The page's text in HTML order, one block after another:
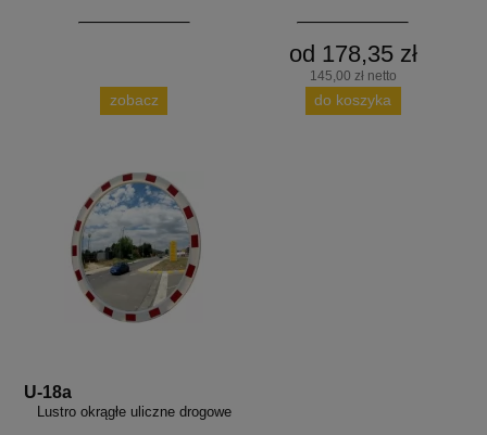
zobacz
od 178,35 zł
145,00 zł netto
do koszyka
U-18a
Lustro okrągłe uliczne drogowe